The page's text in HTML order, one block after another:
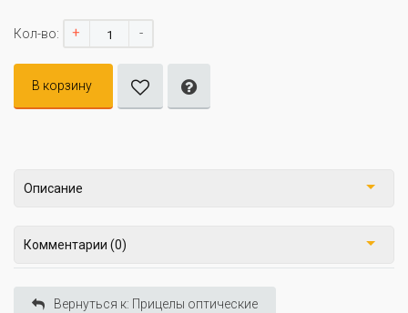
Кол-во: + -
В корзину
Описание
Комментарии (0)
Вернуться к: Прицелы оптические